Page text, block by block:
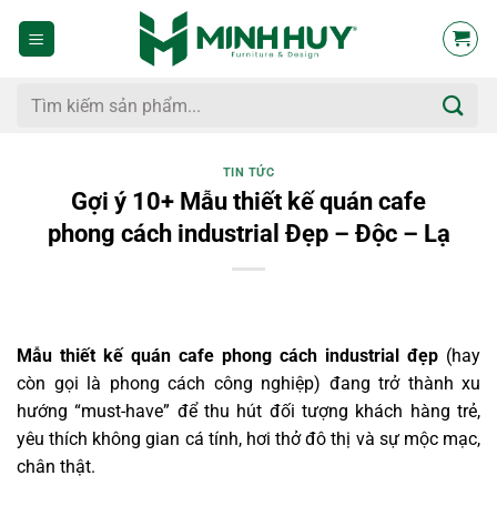
dung
Tìm
TIN TỨC
Gợi ý 10+ Mẫu thiết kế quán cafe
phong cách industrial Đẹp – Độc – Lạ
Mẫu thiết kế quán cafe phong cách industrial đẹp (hay
còn gọi là phong cách công nghiệp) đang trở thành xu
hướng “must-have” để thu hút đối tượng khách hàng trẻ,
yêu thích không gian cá tính, hơi thở đô thị và sự mộc mạc,
chân thật.